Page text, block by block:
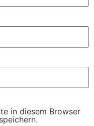
in diesem Browser